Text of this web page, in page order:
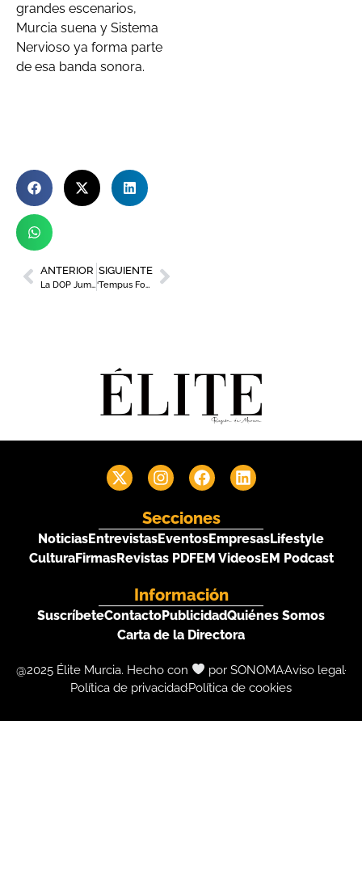
grandes escenarios,
Murcia suena y Sistema
Nervioso ya forma parte
de esa banda sonora.
ANTERIOR
La DOP Jumilla presenta su 31 Certamen de Calidad
SIGUIENTE
‘Tempus Fortuna’ conmemora la historia del municipio a través de concursos y gastronomía
Secciones
NoticiasEntrevistasEventosEmpresasLifestyle
CulturaFirmasRevistas PDFEM VideosEM Podcast
Información
SuscríbeteContactoPublicidadQuiénes Somos
Carta de la Directora
@2025 Élite Murcia. Hecho con por SONOMAAviso legal
Política de privacidadPolítica de cookies